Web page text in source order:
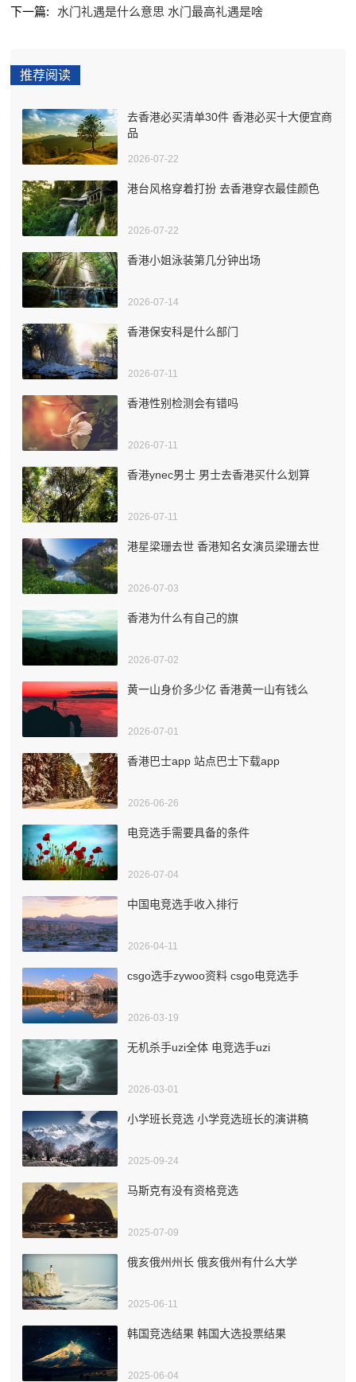
下一篇: 水门礼遇是什么意思 水门最高礼遇是啥
推荐阅读
去香港必买清单30件 香港必买十大便宜商
品
2026-07-22
港台风格穿着打扮 去香港穿衣最佳颜色
2026-07-22
香港小姐泳装第几分钟出场
2026-07-14
香港保安科是什么部门
2026-07-11
香港性别检测会有错吗
2026-07-11
香港ynec男士 男士去香港买什么划算
2026-07-11
港星梁珊去世 香港知名女演员梁珊去世
2026-07-03
香港为什么有自己的旗
2026-07-02
黄一山身价多少亿 香港黄一山有钱么
2026-07-01
香港巴士app 站点巴士下载app
2026-06-26
电竞选手需要具备的条件
2026-07-04
中国电竞选手收入排行
2026-04-11
csgo选手zywoo资料 csgo电竞选手
2026-03-19
无机杀手uzi全体 电竞选手uzi
2026-03-01
小学班长竞选 小学竞选班长的演讲稿
2025-09-24
马斯克有没有资格竞选
2025-07-09
俄亥俄州州长 俄亥俄州有什么大学
2025-06-11
韩国竞选结果 韩国大选投票结果
2025-06-04